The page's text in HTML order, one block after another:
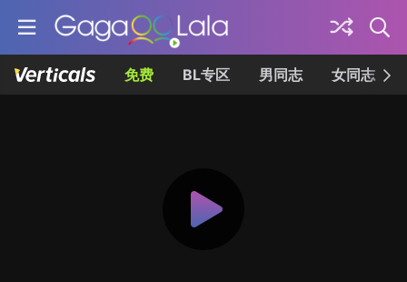
免费 BL专区 男同志 女同志